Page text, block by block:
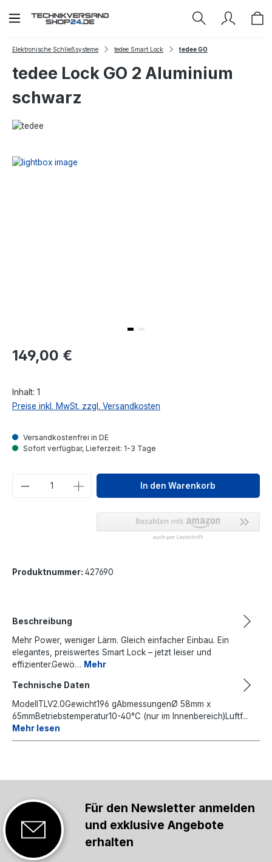
Zum Hauptinhalt springen
Elektronische Schließsysteme tedee Smart Lock tedee GO
tedee Lock GO 2 Aluminium
schwarz
Regulärer Preis:
149,00 €
Inhalt: 1
Preise inkl. MwSt. zzgl. Versandkosten
Versandkostenfrei in DE
Sofort verfügbar, Lieferzeit: 1-3 Tage
Produkt Anzahl: Gib denIn den Warenkorb
Produktnummer: 427690
Beschreibung
Mehr Power, weniger Lärm. Gleich einfacher Einbau. Ein
elegantes, preiswertes Smart Lock – jetzt leiser und
effizienter.Gewö… Mehr
Technische Daten
ModellTLV2.0Gewicht196 gAbmessungenØ 58mm x
65mmBetriebstemperatur10-40°C (nur im Innenbereich)Luftf...
Mehr lesen
Für den Newsletter anmelden
und exklusive Angebote
erhalten